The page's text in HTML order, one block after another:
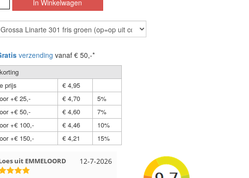
verzending vanaf € 50,-*
prijs
€ 4,95
+€ 25,-
€ 4,70
5%
+€ 50,-
€ 4,60
7%
+€ 100,-
€ 4,46
10%
+€ 150,-
€ 4,21 15%
12-7-2026
uit EMMELOORD Nell uit Beuningen